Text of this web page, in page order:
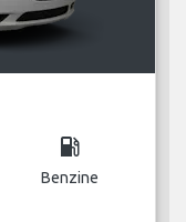
local_gas_station
Benzine